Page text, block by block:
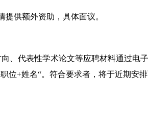
提供额外资助，具体面议。
、代表性学术论文等应聘材料通过电
位+姓名“。符合要求者，将于近期安